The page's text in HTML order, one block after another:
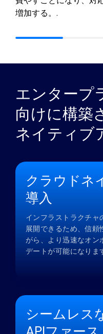
増加する。.
エンタープ
向けに構築
ネイティブ
クラウドネ
導入
インフラストラクチャ
展開できるため、信頼
がら、より迅速なオン
デートが可能になりま
シームレス